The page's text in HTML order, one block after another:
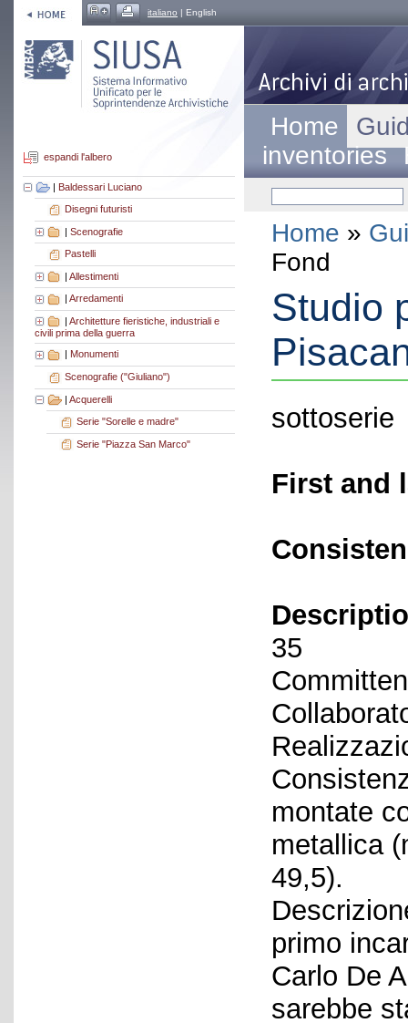
italiano | English
espandi l'albero
| Baldessari Luciano
Disegni futuristi
| Scenografie
Pastelli
| Allestimenti
Arredamenti
| Architetture fieristiche, industriali e
civili prima della guerra
Monumenti
Scenografie ("Giuliano")
| Acquerelli
Serie "Sorelle e madre"
Serie "Piazza San Marco"
Home
inventories
Home »
Fond
Studio
sottoserie
First and
35
montate
metallica
49,5).
primo
Carlo De
sarebbe